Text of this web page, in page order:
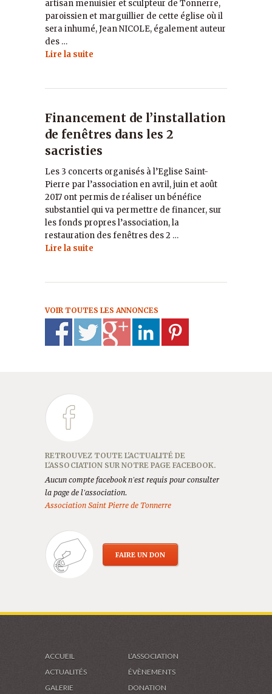
artisan menuisier et sculpteur de Tonnerre,
paroissien et marguillier de cette église où il
sera inhumé, Jean NICOLE, également auteur
des …
Lire la suite
Financement de l’installation
de fenêtres dans les 2
sacristies
Les 3 concerts organisés à l’Eglise Saint-
Pierre par l’association en avril, juin et août
2017 ont permis de réaliser un bénéfice
substantiel qui va permettre de financer, sur
les fonds propres l’association, la
restauration des fenêtres des 2 …
Lire la suite
VOIR TOUTES LES ANNONCES
RETROUVEZ TOUTE L'ACTUALITÉ DE
L'ASSOCIATION SUR NOTRE PAGE FACEBOOK.
Aucun compte facebook n'est requis pour consulter
la page de l'association.
Association Saint Pierre de Tonnerre
FAIRE UN DON
ACCUEIL
L’ASSOCIATION
ACTUALITÉS
ÉVÈNEMENTS
GALERIE
DONATION